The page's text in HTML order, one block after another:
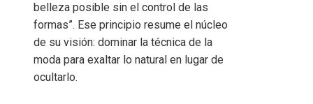
belleza posible sin el control de las
formas”. Ese principio resume el núcleo
de su visión: dominar la técnica de la
moda para exaltar lo natural en lugar de
ocultarlo.